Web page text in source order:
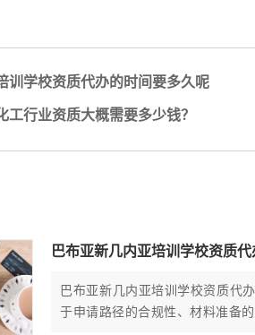
训学校资质代办的时间要多久呢
工行业资质大概需要多少钱？
巴布亚新几内亚培训学校资质
巴布亚新几内亚培训学校资质代
于申请路径的合规性、材料准备